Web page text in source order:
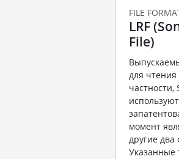
FILE
LRF
File)
для чтения
частности,
момент
другие два
Указанные